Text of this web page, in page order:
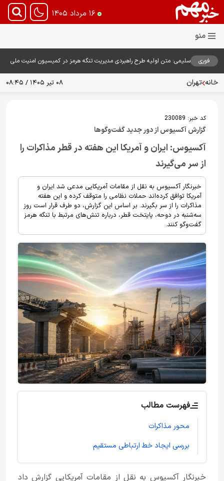
۱۶ مرداد ۱۴۰۵
فوری
سلیمی: متن اولیه طرح راهبردی مدیریت تنگه هرمز در کمیسیون امنیت ملی
خانه تهران ۰۸ تیر ۱۴۰۵ / ۰۸:۴۵
کد خبر: 230089
گزارش آکسیوس از دور جدید گفت‌وگوها
آکسیوس: ایران و آمریکا این هفته در قطر مذاکرات را
از سر می‌گیرند
خبرنگار آکسیوس به نقل از مقامات آمریکایی مدعی شد ایران و
آمریکا توافق کرده‌اند حملات نظامی را متوقف کرده و این هفته
مذاکرات را از سر بگیرند. بر اساس این گزارش، دو طرف قرار است روز
سه‌شنبه در دوحه، پایتخت قطر، درباره تنش‌های مرتبط با تنگه هرمز
گفت‌وگو کنند.
فهرست مطالب
محور مذاکرات
بررسی ایجاد خط ارتباطی مستقیم
خبرنگار آکسیوس به نقل از مقامات آمریکایی گزارش داد